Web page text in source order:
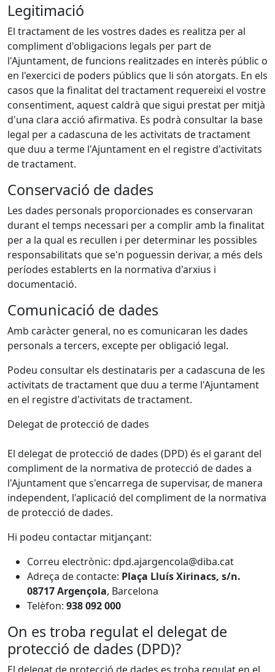
Legitimació
El tractament de les vostres dades es realitza per al
compliment d'obligacions legals per part de
l'Ajuntament, de funcions realitzades en interès públic o
en l'exercici de poders públics que li són atorgats. En els
casos que la finalitat del tractament requereixi el vostre
consentiment, aquest caldrà que sigui prestat per mitjà
d'una clara acció afirmativa. Es podrà consultar la base
legal per a cadascuna de les activitats de tractament
que duu a terme l'Ajuntament en el registre d'activitats
de tractament.
Conservació de dades
Les dades personals proporcionades es conservaran
durant el temps necessari per a complir amb la finalitat
per a la qual es recullen i per determinar les possibles
responsabilitats que se'n poguessin derivar, a més dels
períodes establerts en la normativa d'arxius i
documentació.
Comunicació de dades
Amb caràcter general, no es comunicaran les dades
personals a tercers, excepte per obligació legal.
Podeu consultar els destinataris per a cadascuna de les
activitats de tractament que duu a terme l'Ajuntament
en el registre d'activitats de tractament.
Delegat de protecció de dades
El delegat de protecció de dades (DPD) és el garant del
compliment de la normativa de protecció de dades a
l'Ajuntament que s'encarrega de supervisar, de manera
independent, l'aplicació del compliment de la normativa
de protecció de dades.
Hi podeu contactar mitjançant:
Correu electrònic: dpd.ajargencola@diba.cat
Adreça de contacte: Plaça Lluís Xirinacs, s/n.
08717 Argençola, Barcelona
Telèfon: 938 092 000
On es troba regulat el delegat de
protecció de dades (DPD)?